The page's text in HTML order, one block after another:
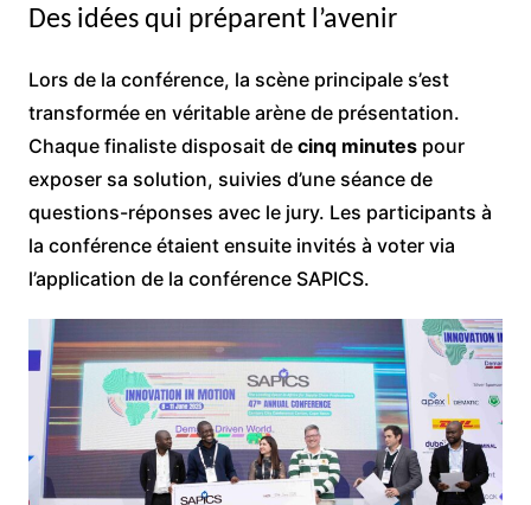
Des idées qui préparent l’avenir
Lors de la conférence, la scène principale s’est
transformée en véritable arène de présentation.
Chaque finaliste disposait de cinq minutespour
exposer sa solution, suivies d’une séance de
questions-réponses avec le jury. Les participants à
la conférence étaient ensuite invités à voter via
l’application de la conférence SAPICS.